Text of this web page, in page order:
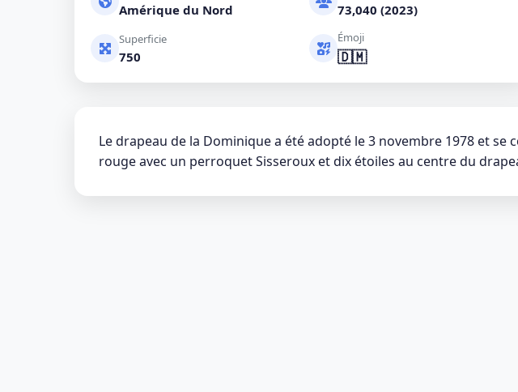
Amérique du Nord 73,040 (2023)
Superficie
750
Émoji
🇩🇲
Le drapeau de la Dominique a été adopté le 3 novembre 1978 et
rouge avec un perroquet Sisseroux et dix étoiles au centre du